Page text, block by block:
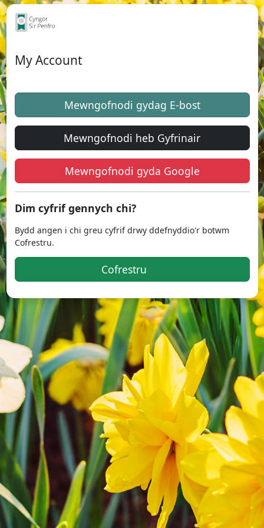
My Account
Mewngofnodi gydag E-bost
Mewngofnodi heb Gyfrinair
Mewngofnodi gyda Google
Dim cyfrif gennych chi?
Bydd angen i chi greu cyfrif drwy ddefnyddio'r botwm
Cofrestru.
Cofrestru